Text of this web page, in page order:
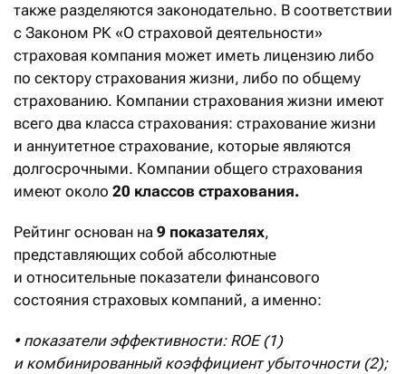
также разделяются законодательно. В соответствии
с Законом РК «О страховой деятельности»
страховая компания может иметь лицензию либо
по сектору страхования жизни, либо по общему
страхованию. Компании страхования жизни имеют
всего два класса страхования: страхование жизни
и аннуитетное страхование, которые являются
долгосрочными. Компании общего страхования
имеют около 20 классов страхования.
Рейтинг основан на 9 показателях,
представляющих собой абсолютные
и относительные показатели финансового
состояния страховых компаний, а именно:
• показатели эффективности: ROE (1)
и комбинированный коэффициент убыточности (2);